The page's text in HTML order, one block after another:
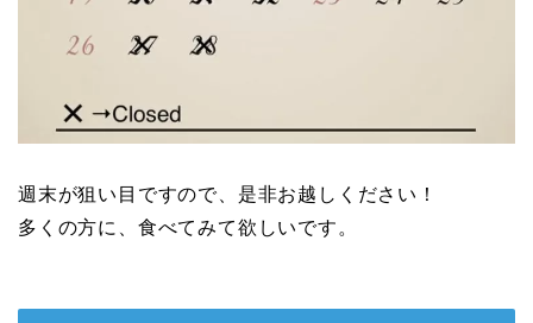
週末が狙い目ですので、是非お越しください！
多くの方に、食べてみて欲しいです。